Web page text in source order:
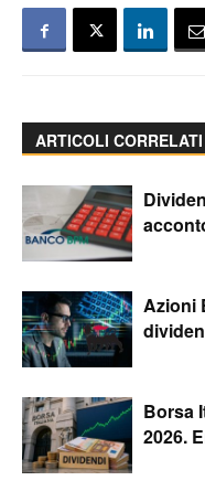
ARTICOLI CORRELATI
Azioni
Borsa
2026.